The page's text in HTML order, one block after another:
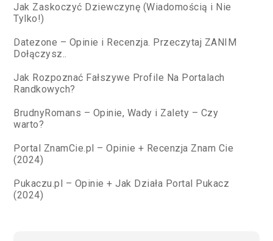
Jak Zaskoczyć Dziewczynę (Wiadomością i Nie
Tylko!)
Datezone – Opinie i Recenzja. Przeczytaj ZANIM
Dołączysz..
Jak Rozpoznać Fałszywe Profile Na Portalach
Randkowych?
BrudnyRomans – Opinie, Wady i Zalety – Czy
warto?
Portal ZnamCie.pl – Opinie + Recenzja Znam Cie
(2024)
Pukaczu.pl – Opinie + Jak Działa Portal Pukacz
(2024)